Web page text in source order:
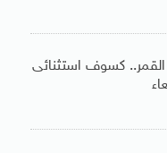
كسوف استثنائى